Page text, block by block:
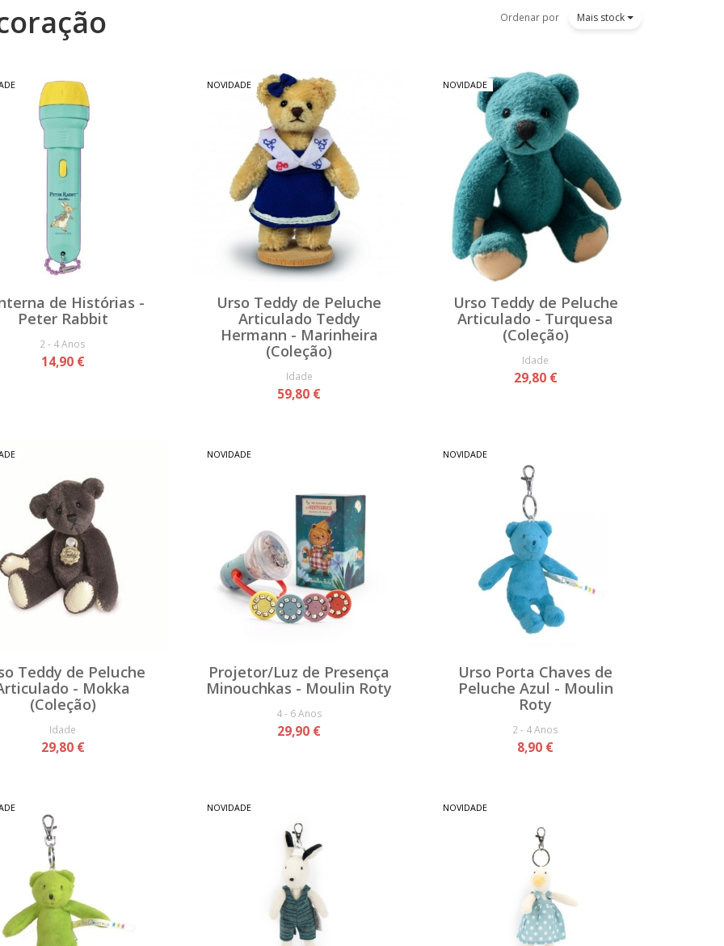
Ordenar por Mais stock
de Histórias -
Peter Rabbit
2 - 4 Anos
14,90 €
NOVIDADE
Urso Teddy de Peluche
Articulado Teddy
Hermann - Marinheira
(Coleção)
Idade
59,80 €
NOVIDADE
Urso Teddy de Peluche
Articulado - Turquesa
(Coleção)
Idade
29,80 €
Teddy de Peluche
- Mokka
(Coleção)
Idade
29,80 €
NOVIDADE
Projetor/Luz de Presença
Minouchkas - Moulin Roty
4 - 6 Anos
29,90 €
NOVIDADE
Urso Porta Chaves de
Peluche Azul - Moulin
Roty
2 - 4 Anos
8,90 €
NOVIDADE NOVIDADE